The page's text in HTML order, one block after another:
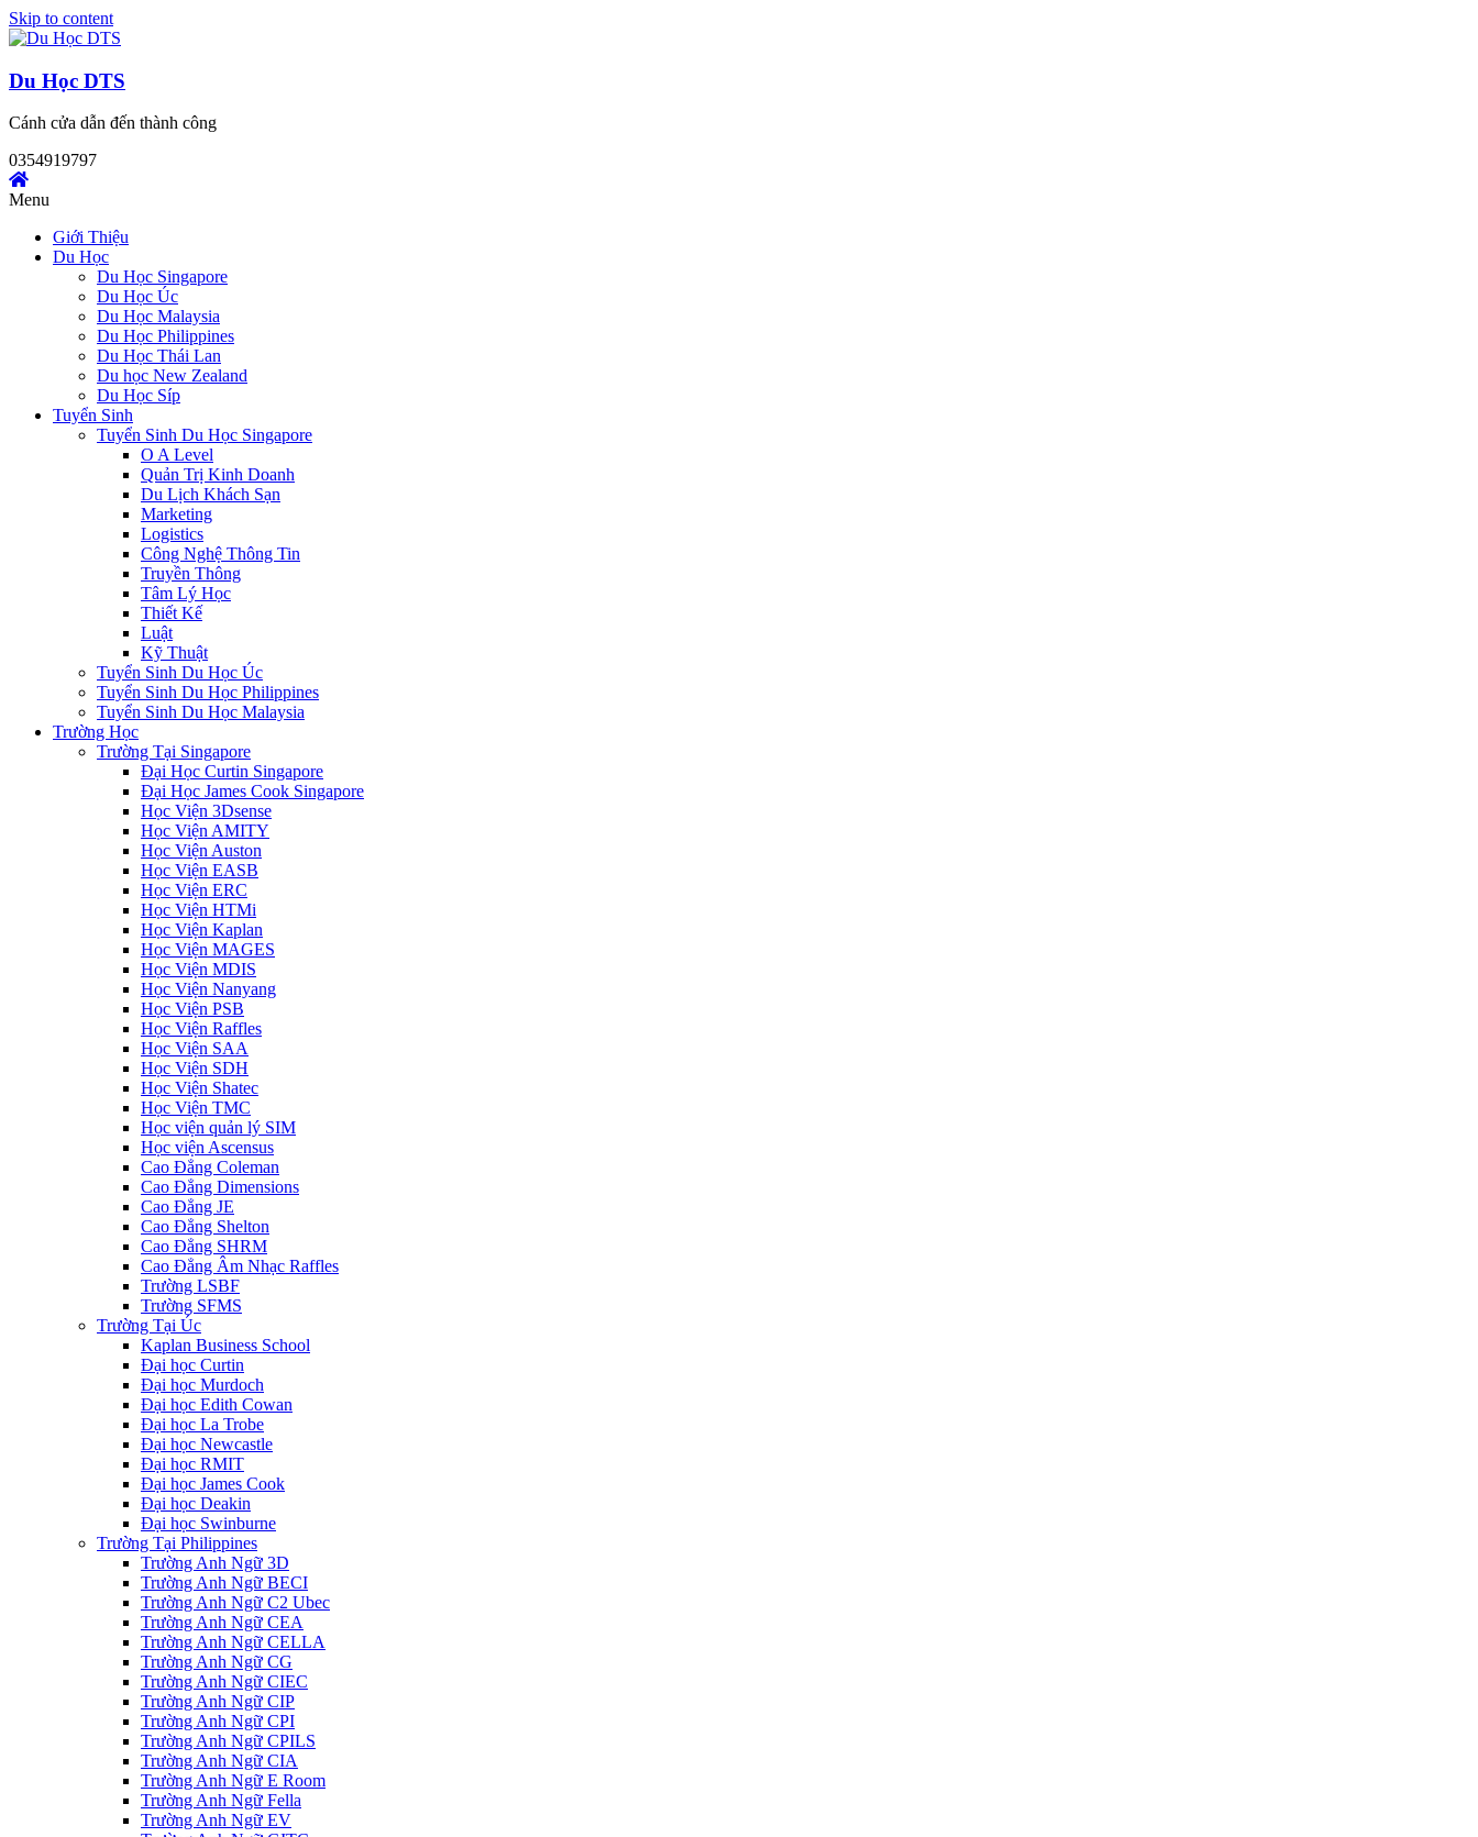
Skip to content
Du Học DTS
Cánh cửa dẫn đến thành công
0354919797
Menu
Giới Thiệu
Du Học
Du Học Singapore
Du Học Úc
Du Học Malaysia
Du Học Philippines
Du Học Thái Lan
Du học New Zealand
Du Học Síp
Tuyển Sinh
Tuyển Sinh Du Học Singapore
O A Level
Quản Trị Kinh Doanh
Du Lịch Khách Sạn
Marketing
Logistics
Công Nghệ Thông Tin
Truyền Thông
Tâm Lý Học
Thiết Kế
Luật
Kỹ Thuật
Tuyển Sinh Du Học Úc
Tuyển Sinh Du Học Philippines
Tuyển Sinh Du Học Malaysia
Trường Học
Trường Tại Singapore
Đại Học Curtin Singapore
Đại Học James Cook Singapore
Học Viện 3Dsense
Học Viện AMITY
Học Viện Auston
Học Viện EASB
Học Viện ERC
Học Viện HTMi
Học Viện Kaplan
Học Viện MAGES
Học Viện MDIS
Học Viện Nanyang
Học Viện PSB
Học Viện Raffles
Học Viện SAA
Học Viện SDH
Học Viện Shatec
Học Viện TMC
Học viện quản lý SIM
Học viện Ascensus
Cao Đẳng Coleman
Cao Đẳng Dimensions
Cao Đẳng JE
Cao Đẳng Shelton
Cao Đẳng SHRM
Cao Đẳng Âm Nhạc Raffles
Trường LSBF
Trường SFMS
Trường Tại Úc
Kaplan Business School
Đại học Curtin
Đại học Murdoch
Đại học Edith Cowan
Đại học La Trobe
Đại học Newcastle
Đại học RMIT
Đại học James Cook
Đại học Deakin
Đại học Swinburne
Trường Tại Philippines
Trường Anh Ngữ 3D
Trường Anh Ngữ BECI
Trường Anh Ngữ C2 Ubec
Trường Anh Ngữ CEA
Trường Anh Ngữ CELLA
Trường Anh Ngữ CG
Trường Anh Ngữ CIEC
Trường Anh Ngữ CIP
Trường Anh Ngữ CPI
Trường Anh Ngữ CPILS
Trường Anh Ngữ CIA
Trường Anh Ngữ E Room
Trường Anh Ngữ Fella
Trường Anh Ngữ EV